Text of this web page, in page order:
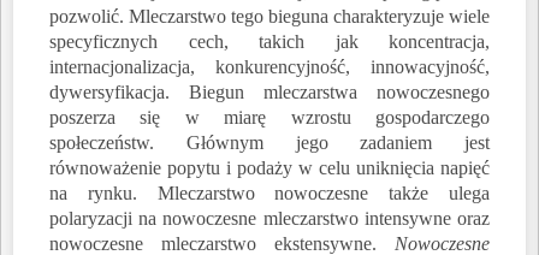
pozwolić. Mleczarstwo tego bieguna charakteryzuje wiele
specyficznych cech, takich jak koncentracja,
internacjonalizacja, konkurencyjność, innowacyjność,
dywersyfikacja. Biegun mleczarstwa nowoczesnego
poszerza się w miarę wzrostu gospodarczego
społeczeństw. Głównym jego zadaniem jest
równoważenie popytu i podaży w celu uniknięcia napięć
na rynku. Mleczarstwo nowoczesne także ulega
polaryzacji na nowoczesne mleczarstwo intensywne oraz
nowoczesne mleczarstwo ekstensywne. Nowoczesne